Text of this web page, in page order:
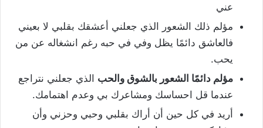
عني
مؤلم ذلك الشعور الذي جعلني أعشقك بقلبي لا بعيني
فالعاشق دائمًا يظل وفي في حبه رغم انشغاله عن من
يحب.
مؤلم دائمًا الشعور بالشوق والحب الذي جعلني نتراجع
عندما قل احساسك ومشاعرك بي وعدم اهتمامك.
أريد في كل حين أن أراك بقلبي وحبي وحزني وأن